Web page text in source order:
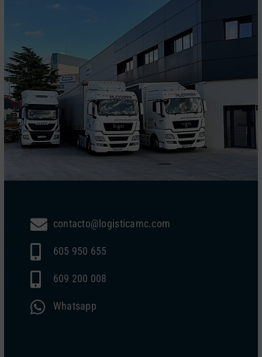
contacto@logisticamc.com
605 950 655
609 200 008
Whatsapp